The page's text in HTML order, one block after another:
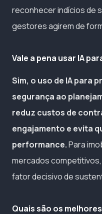
reconhecer indícios de
gestores agirem de
Vale a pena usar IA
Sim, o uso de IA para
segurança ao
reduz custos de
engajamento e evita
performance.Para
mercados
fator decisivo de
Quais são os